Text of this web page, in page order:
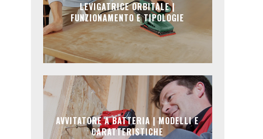
LEVIGATRICE ORBITALE |
FUNZIONAMENTO E TIPOLOGIE
AVVITATORE A BATTERIA | MODELLI E
CARATTERISTICHE